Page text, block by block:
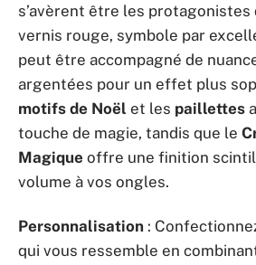
s’avèrent être les protagonistes
vernis rouge, symbole par
peut être accompagné de
argentées pour un effet plus
motifs de Noël et les paillettes
touche de magie, tandis que le
Magique offre une finition
volume à vos ongles.
Personnalisation :
qui vous ressemble en